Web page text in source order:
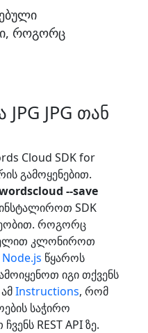
როგორც
JPG თან
Cloud SDK for
გამოყენებით.
--save
SDK
როგორც
კლონიროთ
წყაროს
იგი თქვენს
Instructions, რომ
საჭირო
REST API ზე.